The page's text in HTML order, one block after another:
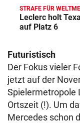
STRAFE FÜR
Leclerc holt
auf Platz 6
Futuristisch
Der Fokus vieler
jetzt auf der
Spielermetropole
Ortszeit (!). Um
Mercedes schon